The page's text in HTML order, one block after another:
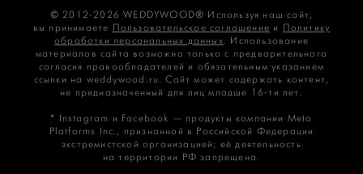
© 2012-2026 WEDDYWOOD® Используя наш сайт,
вы принимаете
Пользовательское соглашение и
Политику
обработки персональных данных. Использование
материалов сайта возможно только с предварительного
согласия правообладателей и обязательным указанием
ссылки на weddywood.ru. Сайт может содержать контент,
не предназначенный для лиц младше 16‑ти лет.
* Instagram и Facebook — продукты компании Meta
Platforms Inc., признанной в Российской Федерации
экстремистской организацией; её деятельность
на территории РФ запрещена.